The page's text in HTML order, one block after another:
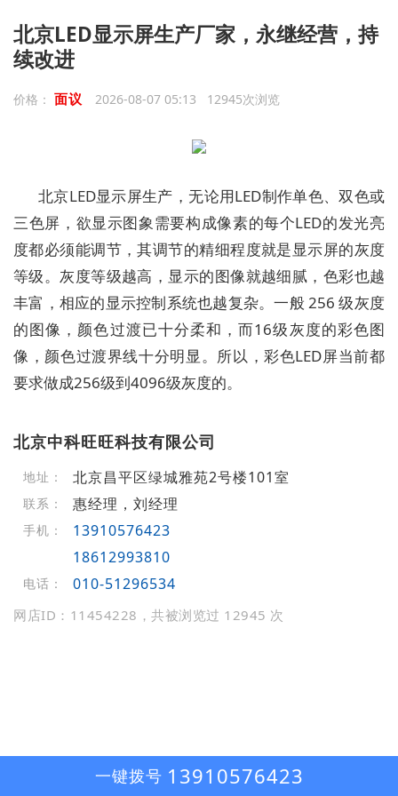
北京LED显示屏生产厂家，永继经营，持
续改进
价格： 面议 2026-08-07 05:13 12945次浏览
北京LED显示屏生产，无论用LED制作单色、双色或
三色屏，欲显示图象需要构成像素的每个LED的发光亮
度都必须能调节，其调节的精细程度就是显示屏的灰度
等级。灰度等级越高，显示的图像就越细腻，色彩也越
丰富，相应的显示控制系统也越复杂。一般 256 级灰度
的图像，颜色过渡已十分柔和，而16级灰度的彩色图
像，颜色过渡界线十分明显。所以，彩色LED屏当前都
要求做成256级到4096级灰度的。
北京中科旺旺科技有限公司
地址： 北京昌平区绿城雅苑2号楼101室
联系： 惠经理，刘经理
手机：
13910576423
18612993810
电话： 010-51296534
网店ID：11454228，共被浏览过 12945 次
一键拨号 13910576423